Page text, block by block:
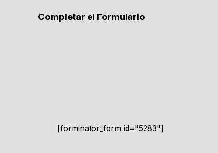
Completar el Formulario
[forminator_form id="5283"]